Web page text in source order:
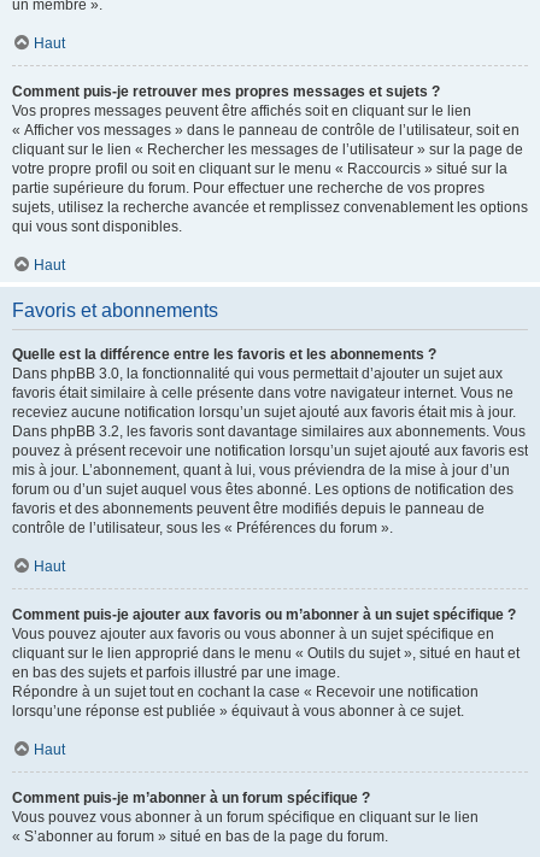
un membre ».
Haut
Comment puis-je retrouver mes propres messages et sujets ?
Vos propres messages peuvent être affichés soit en cliquant sur le lien
« Afficher vos messages » dans le panneau de contrôle de l’utilisateur, soit en
cliquant sur le lien « Rechercher les messages de l’utilisateur » sur la page de
votre propre profil ou soit en cliquant sur le menu « Raccourcis » situé sur la
partie supérieure du forum. Pour effectuer une recherche de vos propres
sujets, utilisez la recherche avancée et remplissez convenablement les options
qui vous sont disponibles.
Haut
Favoris et abonnements
Quelle est la différence entre les favoris et les abonnements ?
Dans phpBB 3.0, la fonctionnalité qui vous permettait d’ajouter un sujet aux
favoris était similaire à celle présente dans votre navigateur internet. Vous ne
receviez aucune notification lorsqu’un sujet ajouté aux favoris était mis à jour.
Dans phpBB 3.2, les favoris sont davantage similaires aux abonnements. Vous
pouvez à présent recevoir une notification lorsqu’un sujet ajouté aux favoris est
mis à jour. L’abonnement, quant à lui, vous préviendra de la mise à jour d’un
forum ou d’un sujet auquel vous êtes abonné. Les options de notification des
favoris et des abonnements peuvent être modifiés depuis le panneau de
contrôle de l’utilisateur, sous les « Préférences du forum ».
Haut
Comment puis-je ajouter aux favoris ou m’abonner à un sujet spécifique ?
Vous pouvez ajouter aux favoris ou vous abonner à un sujet spécifique en
cliquant sur le lien approprié dans le menu « Outils du sujet », situé en haut et
en bas des sujets et parfois illustré par une image.
Répondre à un sujet tout en cochant la case « Recevoir une notification
lorsqu’une réponse est publiée » équivaut à vous abonner à ce sujet.
Haut
Comment puis-je m’abonner à un forum spécifique ?
Vous pouvez vous abonner à un forum spécifique en cliquant sur le lien
« S’abonner au forum » situé en bas de la page du forum.